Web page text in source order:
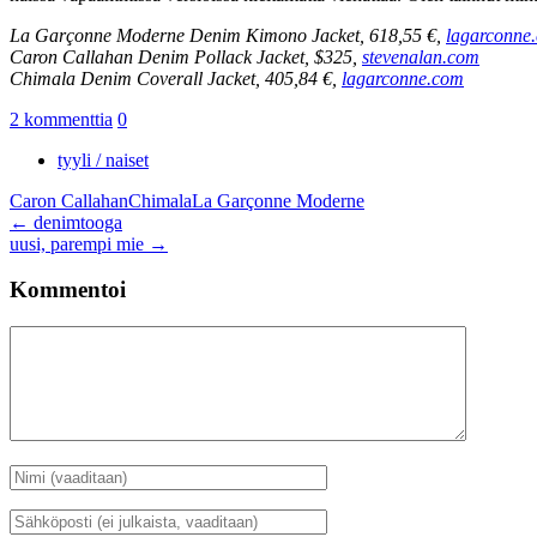
La Garçonne Moderne Denim Kimono Jacket, 618,55 €,
Caron Callahan Denim Pollack Jacket, $325, stevenalan.com
Chimala Denim Coverall Jacket, 405,84 €, lagarconne.com
2 kommenttia 0
tyyli / naiset
Caron CallahanChimalaLa Garçonne Moderne
Artikkelien
selaus
← denimtooga
uusi, parempi mie →
Kommentoi
Nimi
*
Sähköposti